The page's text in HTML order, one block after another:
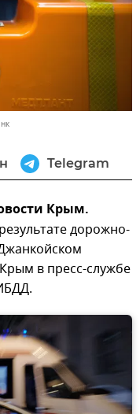
Telegram
Крым.
дорожно-
в пресс-службе